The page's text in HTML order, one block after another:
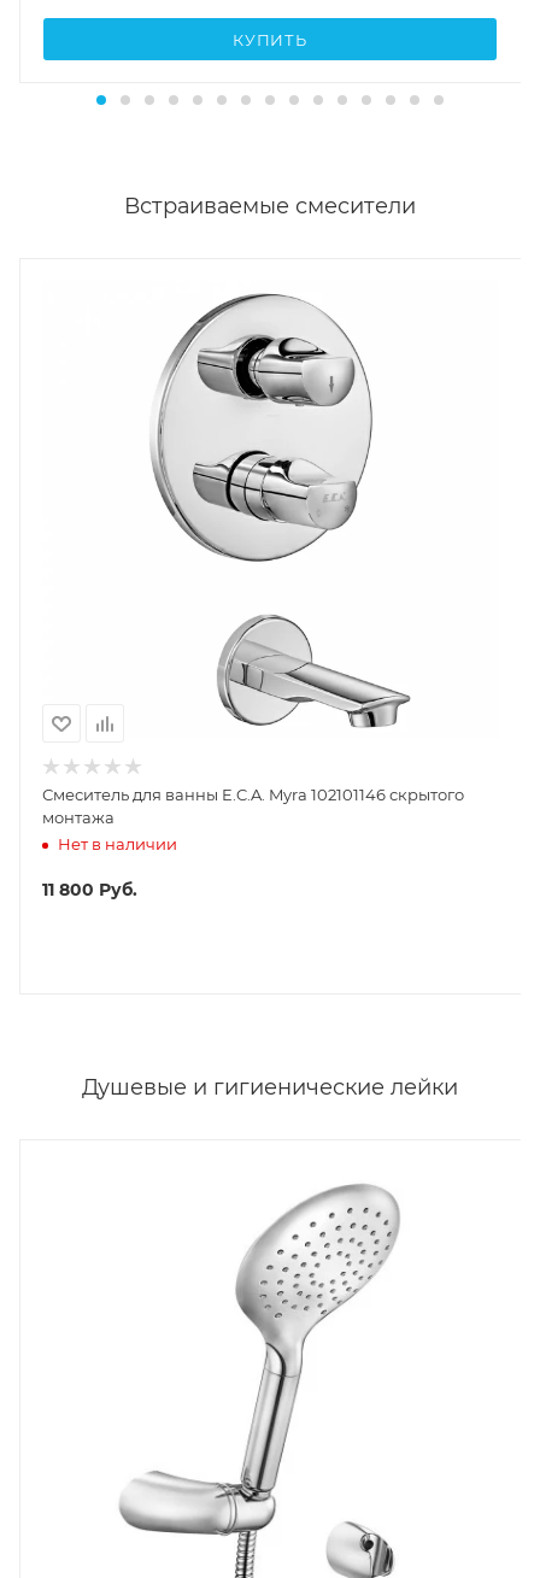
КУПИТЬ
Встраиваемые смесители
Смеситель для ванны E.C.A. Myra 102101146 скрытого
монтажа
Нет в наличии
11 800 Руб.
Душевые и гигиенические лейки